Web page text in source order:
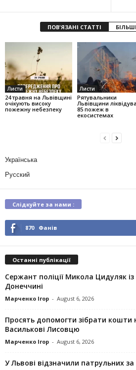
ПОВ'ЯЗАНІ СТАТТІ
Листи
24 травня на Львівщині
очікують високу
пожежну небезпеку
Листи
Рятувальники
Львівщини
85 пожеж в
екосистемах
Українська
Русский
Слідкуйте за нами :
870 Фанів
Останні публікації
Сержант поліції Микола Цидуляк
Донеччині
Марченко Ігор - August 6, 2026
Просять допомогти зібрати кошти
Василькові Лисовцю
Марченко Ігор - August 6, 2026
У Львові відзначили патрульних за